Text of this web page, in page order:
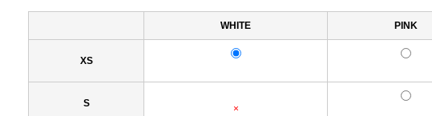
WHITE PINK
XS
S ×